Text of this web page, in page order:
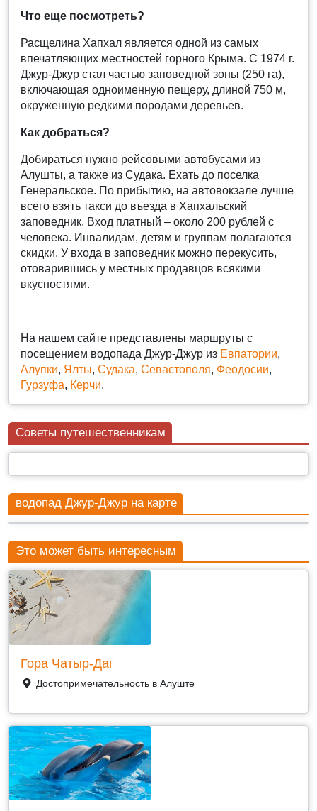
Что еще посмотреть?
Расщелина Хапхал является одной из самых
впечатляющих местностей горного Крыма. С 1974 г.
Джур-Джур стал частью заповедной зоны (250 га),
включающая одноименную пещеру, длиной 750 м,
окруженную редкими породами деревьев.
Как добраться?
Добираться нужно рейсовыми автобусами из
Алушты, а также из Судака. Ехать до поселка
Генеральское. По прибытию, на автовокзале лучше
всего взять такси до въезда в Хапхальский
заповедник. Вход платный – около 200 рублей с
человека. Инвалидам, детям и группам полагаются
скидки. У входа в заповедник можно перекусить,
отоварившись у местных продавцов всякими
вкусностями.
На нашем сайте представлены маршруты с
посещением водопада Джур-Джур из Евпатории,
Алупки, Ялты, Судака, Севастополя, Феодосии,
Гурзуфа, Керчи.
Советы путешественникам
водопад Джур-Джур на карте
Это может быть интересным
Гора Чатыр-Даг
Достопримечательность в Алуште